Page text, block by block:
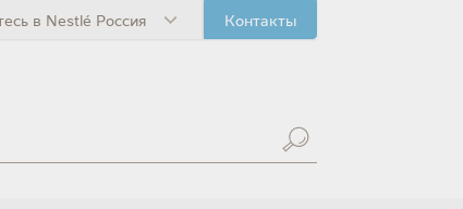
в Nestlé Россия Контакты